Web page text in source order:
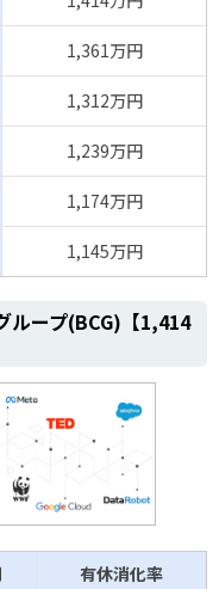
1,361万円
1,312万円
1,239万円
1,174万円
1,145万円
ループ(BCG)【1,414
有休消化率